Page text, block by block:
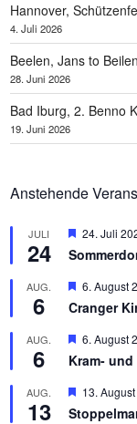
Hannover,
4. Juli 2026
Beelen, Jans to
28. Juni 2026
Bad Iburg, 2. Benno
19. Juni 2026
Anstehende
JULI
24
H
r
o
r
e
h
o
e
24. Juli
AUG.
6
H
r
o
r
e
h
o
6. August
Cranger
AUG.
6
H
r
o
r
6. August
Kram-
AUG.
13
H
r
13.